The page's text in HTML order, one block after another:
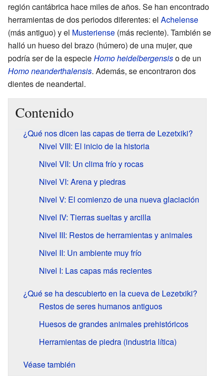
región cantábrica hace miles de años. Se han encontrado
herramientas de dos periodos diferentes: el Achelense
(más antiguo) y el Musteriense (más reciente). También se
halló un hueso del brazo (húmero) de una mujer, que
podría ser de la especieHomo heidelbergensiso de un
Homo neanderthalensis. Además, se encontraron dos
dientes de neandertal.
Contenido
¿Qué nos dicen las capas de tierra de Lezetxiki?
Nivel VIII: El inicio de la historia
Nivel VII: Un clima frío y rocas
Nivel VI: Arena y piedras
Nivel V: El comienzo de una nueva glaciación
Nivel IV: Tierras sueltas y arcilla
Nivel III: Restos de herramientas y animales
Nivel II: Un ambiente muy frío
Nivel I: Las capas más recientes
¿Qué se ha descubierto en la cueva de Lezetxiki?
Restos de seres humanos antiguos
Huesos de grandes animales prehistóricos
Herramientas de piedra (industria lítica)
Véase también